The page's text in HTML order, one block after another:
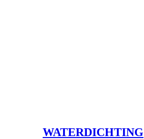
WATERDICHTING